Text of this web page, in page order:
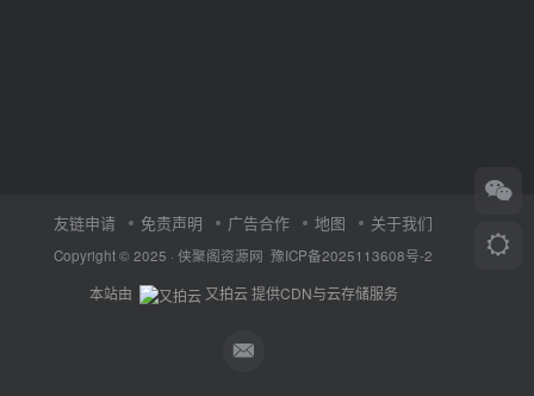
友链申请 免责声明 广告合作 地图 关于我们
Copyright © 2025 · 侠聚阁资源网 豫ICP备2025113608号-2
本站由 又拍云提供CDN与云存储服务